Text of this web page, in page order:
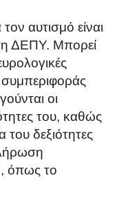
αυτισμό είναι
ΔΕΠΥ. Μπορεί
συμπεριφοράς
οι
του, καθώς
του δεξιότητες
όπως το